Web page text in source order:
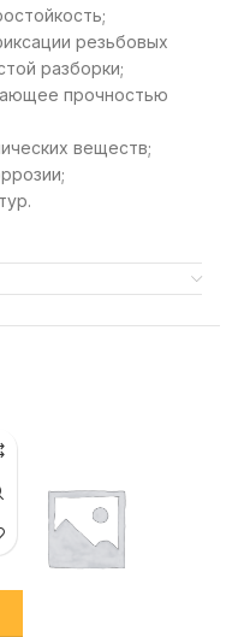
резьбовых
разборки;
прочностью
веществ;